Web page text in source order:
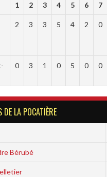
1 2 3 4 5 6 7
2 3 3 5 4 2 0
0 3 1 0 5 0 0
DE LA POCATIÈRE
Bérubé